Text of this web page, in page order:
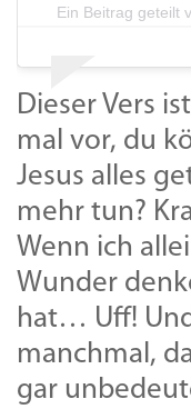
Ein Beitrag geteilt
Dieser Vers
mal vor, du
Jesus alles
mehr tun?
Wenn ich
Wunder
hat… Uff!
manchmal,
gar